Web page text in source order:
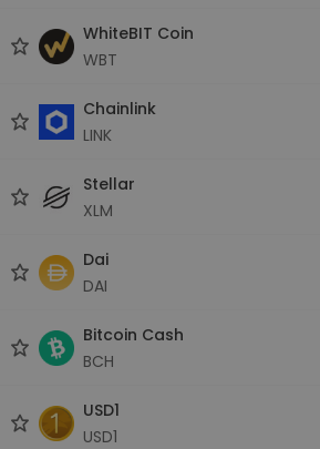
WhiteBIT Coin
WBT
Chainlink
LINK
Stellar
XLM
Dai
DAI
Bitcoin Cash
BCH
USD1
USD1